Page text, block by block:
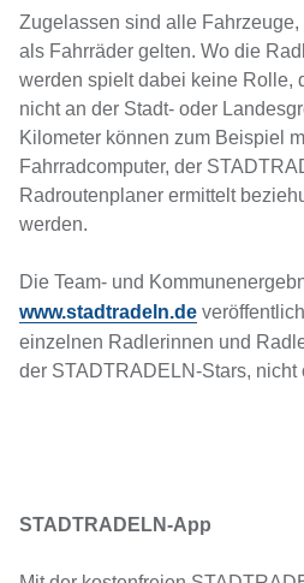
Zugelassen sind alle
als Fahrräder gelten. Wo die
werden spielt dabei keine Rolle,
nicht an der Stadt- oder
Kilometer können zum Beispiel
Fahrradcomputer, der
Radroutenplaner ermittelt
werden.
Die Team- und
www.stadtradeln.de
einzelnen Radlerinnen und
der STADTRADELN-Stars, nicht
STADTRADELN-App